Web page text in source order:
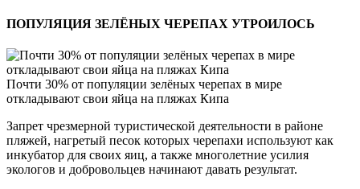
ПОПУЛЯЦИЯ ЗЕЛЁНЫХ ЧЕРЕПАХ УТРОИЛОСЬ
Почти 30% от популяции зелёных черепах в мире
откладывают свои яйца на пляжах Кипа
Запрет чрезмерной туристической деятельности в районе
пляжей, нагретый песок которых черепахи используют как
инкубатор для своих яиц, а также многолетние усилия
экологов и добровольцев начинают давать результат.